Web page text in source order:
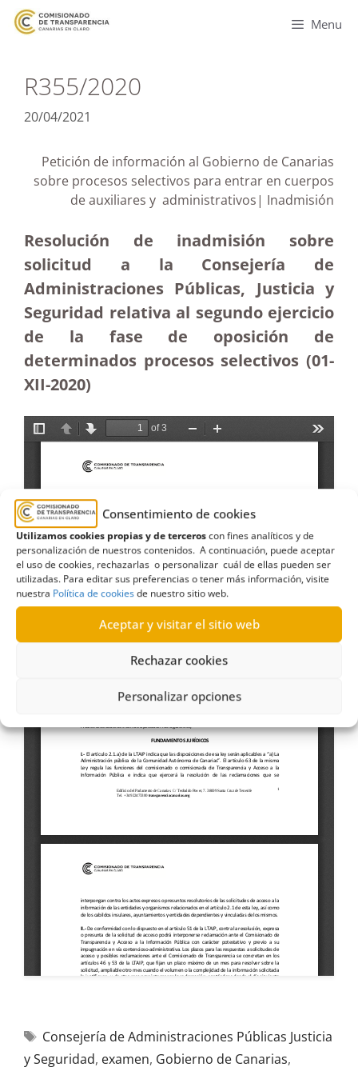
Consentimiento de cookies
Utilizamos cookies propias y de terceroscon fines analíticos y de
personalización de nuestros contenidos. A continuación, puede aceptar
el uso de cookies, rechazarlas o personalizar cuál de ellas pueden ser
utilizadas. Para editar sus preferencias o tener más información, visite
nuestra Política de cookiesde nuestro sitio web.
Aceptar y visitar el sitio web
Rechazar cookies
Personalizar opciones
Menu
R355/2020
20/04/2021
Petición de información al Gobierno de Canarias
sobre procesos selectivos para entrar en cuerpos
de auxiliares y administrativos| Inadmisión
Resolución de inadmisión sobre
solicitud a la Consejería de
Administraciones Públicas, Justicia y
Seguridad relativa al segundo ejercicio
de la fase de oposición de
determinados procesos selectivos (01-
XII-2020)
Consejería de Administraciones Públicas Justicia
y Seguridad, examen, Gobierno de Canarias,